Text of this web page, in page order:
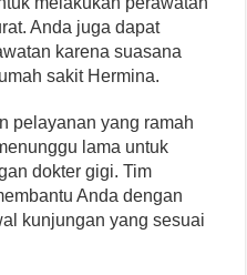
Anda juga dapat
karena suasana
sakit Hermina.
pelayanan yang ramah
lama untuk
dokter gigi. Tim
Anda dengan
kunjungan yang sesuai